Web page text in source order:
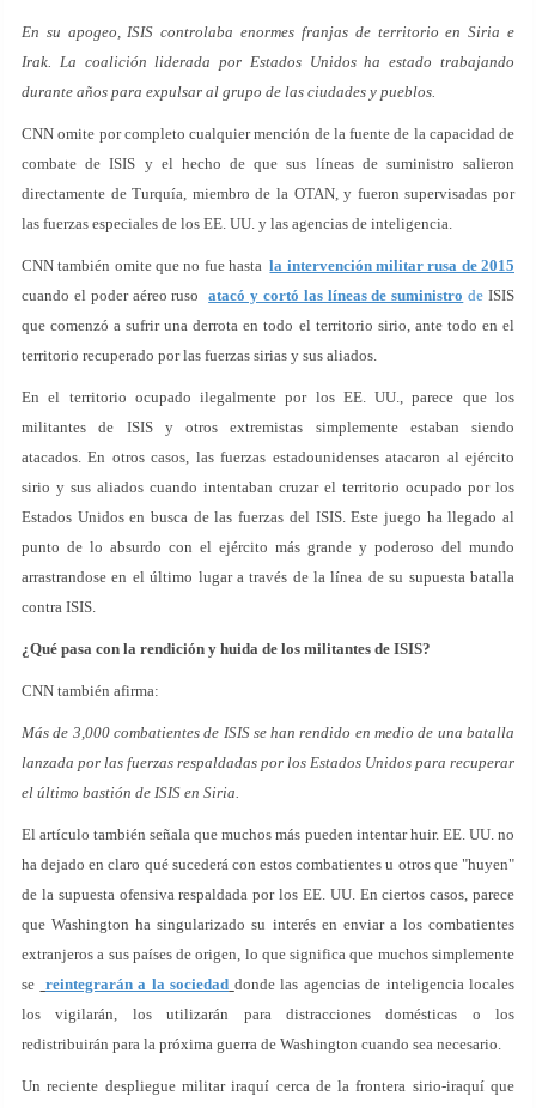
En su apogeo, ISIS controlaba enormes franjas de territorio en Siria e
Irak. La coalición liderada por Estados Unidos ha estado trabajando
durante años para expulsar al grupo de las ciudades y pueblos.
CNN omite por completo cualquier mención de la fuente de la capacidad de
combate de ISIS y el hecho de que sus líneas de suministro salieron
directamente de Turquía, miembro de la OTAN, y fueron supervisadas por
las fuerzas especiales de los EE. UU. y las agencias de inteligencia.
CNN también omite que no fue hastala intervención militar rusa de 2015
cuando el poder aéreo rusoatacó y cortó las líneas de suministro de ISIS
que comenzó a sufrir una derrota en todo el territorio sirio, ante todo en el
territorio recuperado por las fuerzas sirias y sus aliados.
En el territorio ocupado ilegalmente por los EE. UU., parece que los
militantes de ISIS y otros extremistas simplemente estaban siendo
atacados. En otros casos, las fuerzas estadounidenses atacaron al ejército
sirio y sus aliados cuando intentaban cruzar el territorio ocupado por los
Estados Unidos en busca de las fuerzas del ISIS. Este juego ha llegado al
punto de lo absurdo con el ejército más grande y poderoso del mundo
arrastrandose en el último lugar a través de la línea de su supuesta batalla
contra ISIS.
¿Qué pasa con la rendición y huida de los militantes de ISIS?
CNN también afirma:
Más de 3,000 combatientes de ISIS se han rendido en medio de una batalla
lanzada por las fuerzas respaldadas por los Estados Unidos para recuperar
el último bastión de ISIS en Siria.
El artículo también señala que muchos más pueden intentar huir. EE. UU. no
ha dejado en claro qué sucederá con estos combatientes u otros que "huyen"
de la supuesta ofensiva respaldada por los EE. UU. En ciertos casos, parece
que Washington ha singularizado su interés en enviar a los combatientes
extranjeros a sus países de origen, lo que significa que muchos simplemente
se reintegrarán a la sociedad donde las agencias de inteligencia locales
los vigilarán, los utilizarán para distracciones domésticas o los
redistribuirán para la próxima guerra de Washington cuando sea necesario.
Un reciente despliegue militar iraquí cerca de la frontera sirio-iraquí que